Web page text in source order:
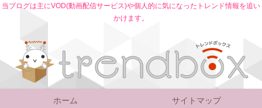
当ブログは主にVOD(動画配信サービス)や個人的に気になったトレンド情報を追い
かけます。
ホーム サイトマップ